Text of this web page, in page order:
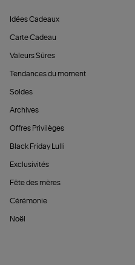
Idées Cadeaux
Carte Cadeau
Valeurs Sûres
Tendances du moment
Soldes
Archives
Offres Privilèges
Black Friday Lulli
Exclusivités
Fête des mères
Cérémonie
Noël